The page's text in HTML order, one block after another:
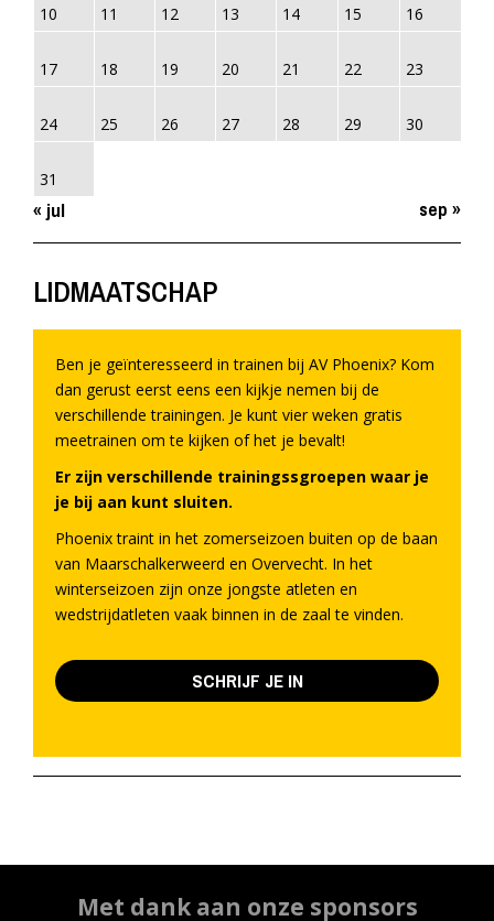
10 11 12 13 14 15 16
17 18 19 20 21 22 23
24 25 26 27 28 29 30
31
« jul sep »
LIDMAATSCHAP
Ben je geïnteresseerd in trainen bij AV Phoenix? Kom
dan gerust eerst eens een kijkje nemen bij de
verschillende trainingen. Je kunt vier weken gratis
meetrainen om te kijken of het je bevalt!
Er zijn verschillende trainingssgroepen waar je
je bij aan kunt sluiten.
Phoenix traint in het zomerseizoen buiten op de baan
van Maarschalkerweerd en Overvecht. In het
winterseizoen zijn onze jongste atleten en
wedstrijdatleten vaak binnen in de zaal te vinden.
SCHRIJF JE IN
Met dank aan onze sponsors